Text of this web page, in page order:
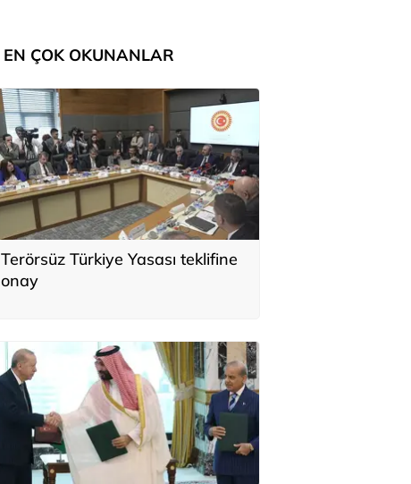
EN ÇOK OKUNANLAR
Terörsüz Türkiye Yasası teklifine
onay